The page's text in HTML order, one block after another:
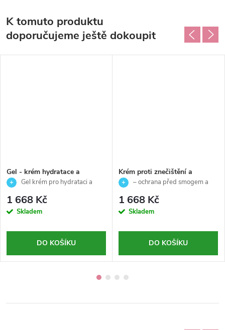
K tomuto produktu
doporučujeme ještě dokoupit
Gel - krém hydratace a
ochrana pleti před znečištěním
Oxygen - Skeyndor - 50 ml
Gel krém pro hydrataci a
znečištěním
1 668 Kč
Skladem
DO KOŠÍKU
Krém proti znečištění a
ochranu pleti pro normální a
O2 - Skeyndor - 50 ml
– ochrana před smogem a
1 668 Kč
Skladem
DO KOŠÍKU